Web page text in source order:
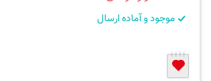
موجود و آماده ارسال